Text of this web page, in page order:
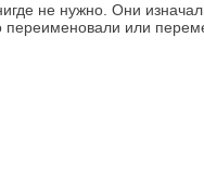
не нужно. Они
или